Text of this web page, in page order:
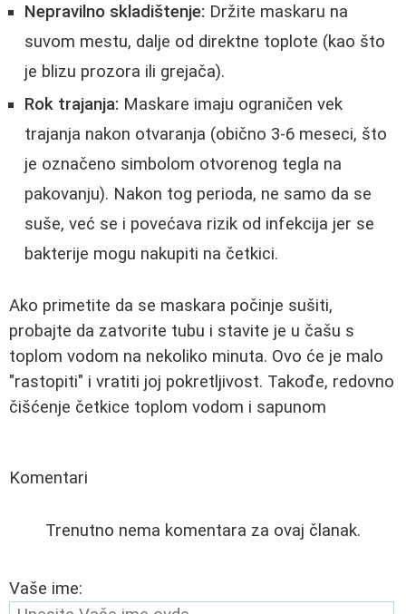
Nepravilno skladištenje: Držite maskaru na
suvom mestu, dalje od direktne toplote (kao što
je blizu prozora ili grejača).
Rok trajanja: Maskare imaju ograničen vek
trajanja nakon otvaranja (obično 3-6 meseci, što
je označeno simbolom otvorenog tegla na
pakovanju). Nakon tog perioda, ne samo da se
suše, već se i povećava rizik od infekcija jer se
bakterije mogu nakupiti na četkici.
Ako primetite da se maskara počinje sušiti,
probajte da zatvorite tubu i stavite je u čašu s
toplom vodom na nekoliko minuta. Ovo će je malo
"rastopiti" i vratiti joj pokretljivost. Takođe, redovno
čišćenje četkice toplom vodom i sapunom
Komentari
Trenutno nema komentara za ovaj članak.
Vaše ime: